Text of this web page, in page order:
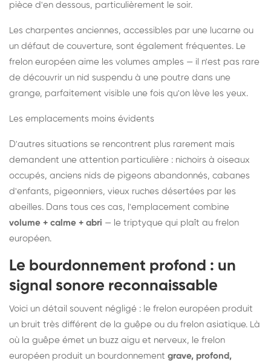
pièce d'en dessous, particulièrement le soir.
Les charpentes anciennes, accessibles par une lucarne ou
un défaut de couverture, sont également fréquentes. Le
frelon européen aime les volumes amples — il n'est pas rare
de découvrir un nid suspendu à une poutre dans une
grange, parfaitement visible une fois qu'on lève les yeux.
Les emplacements moins évidents
D'autres situations se rencontrent plus rarement mais
demandent une attention particulière : nichoirs à oiseaux
occupés, anciens nids de pigeons abandonnés, cabanes
d'enfants, pigeonniers, vieux ruches désertées par les
abeilles. Dans tous ces cas, l'emplacement combine
volume + calme + abri — le triptyque qui plaît au frelon
européen.
Le bourdonnement profond : un
signal sonore reconnaissable
Voici un détail souvent négligé : le frelon européen produit
un bruit très différent de la guêpe ou du frelon asiatique. Là
où la guêpe émet un buzz aigu et nerveux, le frelon
européen produit un bourdonnement grave, profond,